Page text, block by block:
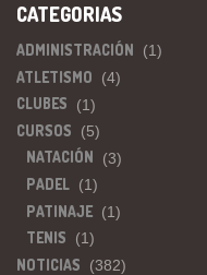
CATEGORIAS
ADMINISTRACIÓN (1)
ATLETISMO (4)
CLUBES (1)
CURSOS (5)
NATACIÓN (3)
PADEL (1)
PATINAJE (1)
TENIS (1)
NOTICIAS (382)